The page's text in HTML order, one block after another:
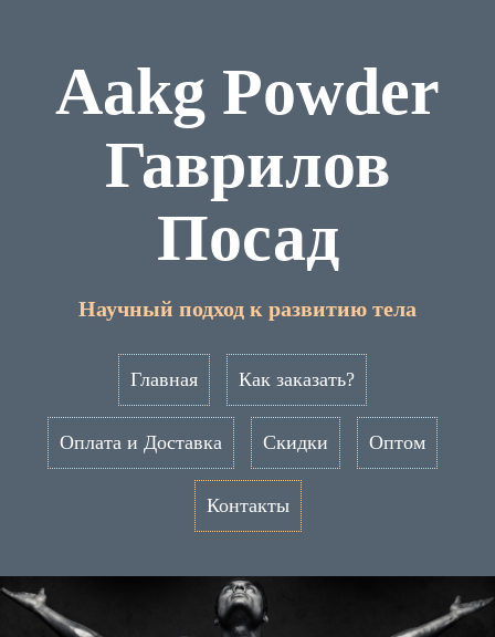
Aakg Powder
Гаврилов
Посад
Научный подход к развитию тела
Главная Как заказать?
Оплата и Доставка Скидки Оптом
Контакты